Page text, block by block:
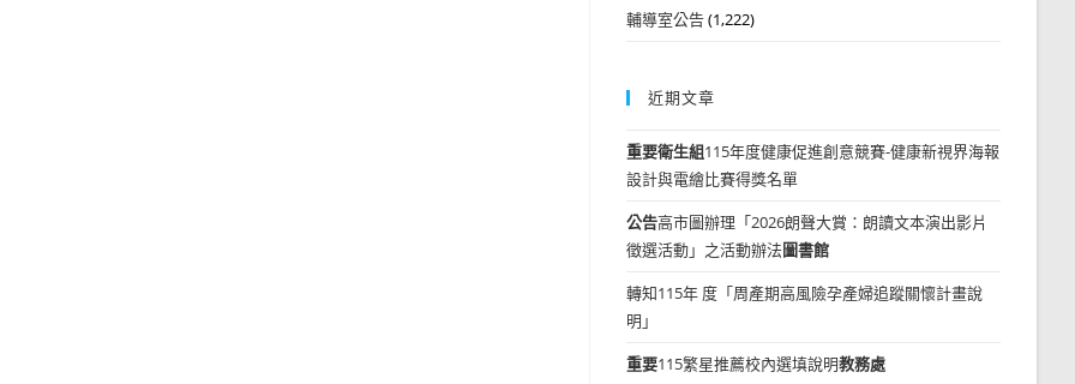
輔導室公告(1,222)
近期文章
重要衛生組115年度健康促進創意競賽-健康新視界海報
設計與電繪比賽得獎名單
公告高市圖辦理「2026朗聲大賞：朗讀文本演出影片
徵選活動」之活動辦法圖書館
轉知115年 度「周產期高風險孕產婦追蹤關懷計畫說
明」
重要115繁星推薦校內選填說明教務處